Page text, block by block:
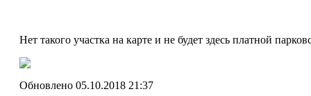
Нет такого участка на карте и не будет здесь платной
Обновлено 05.10.2018 21:37